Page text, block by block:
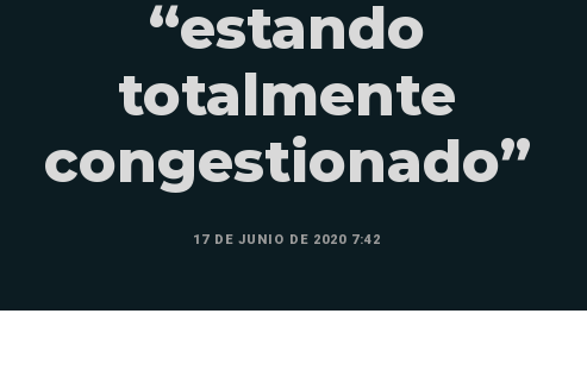
“estando
totalmente
congestionado”
17 DE JUNIO DE 2020 7:42